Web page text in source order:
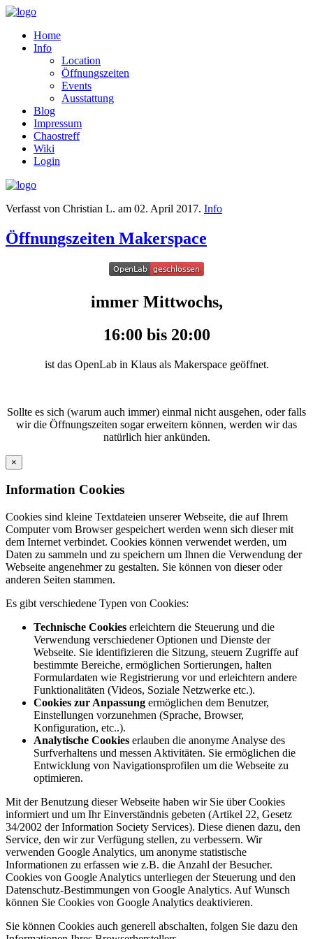
Home
Info
Location
Öffnungszeiten
Events
Ausstattung
Blog
Impressum
Chaostreff
Wiki
Login
Verfasst von Christian L. am 02. April 2017. Info
Öffnungszeiten Makerspace
immer Mittwochs,
16:00 bis 20:00
ist das OpenLab in Klaus als Makerspace geöffnet.
Sollte es sich (warum auch immer) einmal nicht ausgehen, oder falls
wir die Öffnungszeiten sogar erweitern können, werden wir das
natürlich hier ankünden.
×
Information Cookies
Cookies sind kleine Textdateien unserer Webseite, die auf Ihrem
Computer vom Browser gespeichert werden wenn sich dieser mit
dem Internet verbindet. Cookies können verwendet werden, um
Daten zu sammeln und zu speichern um Ihnen die Verwendung der
Webseite angenehmer zu gestalten. Sie können von dieser oder
anderen Seiten stammen.
Es gibt verschiedene Typen von Cookies:
Technische Cookies erleichtern die Steuerung und die
Verwendung verschiedener Optionen und Dienste der
Webseite. Sie identifizieren die Sitzung, steuern Zugriffe auf
bestimmte Bereiche, ermöglichen Sortierungen, halten
Formulardaten wie Registrierung vor und erleichtern andere
Funktionalitäten (Videos, Soziale Netzwerke etc.).
Cookies zur Anpassung ermöglichen dem Benutzer,
Einstellungen vorzunehmen (Sprache, Browser,
Konfiguration, etc..).
Analytische Cookies erlauben die anonyme Analyse des
Surfverhaltens und messen Aktivitäten. Sie ermöglichen die
Entwicklung von Navigationsprofilen um die Webseite zu
optimieren.
Mit der Benutzung dieser Webseite haben wir Sie über Cookies
informiert und um Ihr Einverständnis gebeten (Artikel 22, Gesetz
34/2002 der Information Society Services). Diese dienen dazu, den
Service, den wir zur Verfügung stellen, zu verbessern. Wir
verwenden Google Analytics, um anonyme statistische
Informationen zu erfassen wie z.B. die Anzahl der Besucher.
Cookies von Google Analytics unterliegen der Steuerung und den
Datenschutz-Bestimmungen von Google Analytics. Auf Wunsch
können Sie Cookies von Google Analytics deaktivieren.
Sie können Cookies auch generell abschalten, folgen Sie dazu den